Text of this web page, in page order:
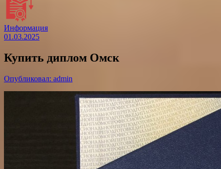
Информация
01.03.2025
Купить диплом Омск
Опубликовал: admin